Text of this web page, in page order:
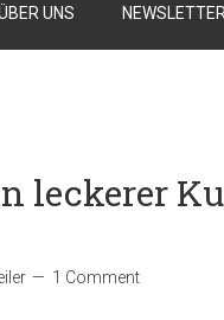
UNS NEWSLETTER
leckerer
1 Comment